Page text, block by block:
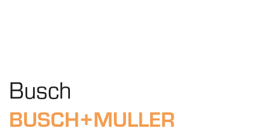
Busch
BUSCH+MULLER